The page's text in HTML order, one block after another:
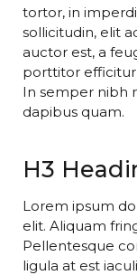
tortor, in
sollicitudin, elit
auctor est, a
porttitor efficitur
In semper nibh
dapibus quam.
H3
Lorem ipsum
elit. Aliquam
Pellentesque
ligula at est